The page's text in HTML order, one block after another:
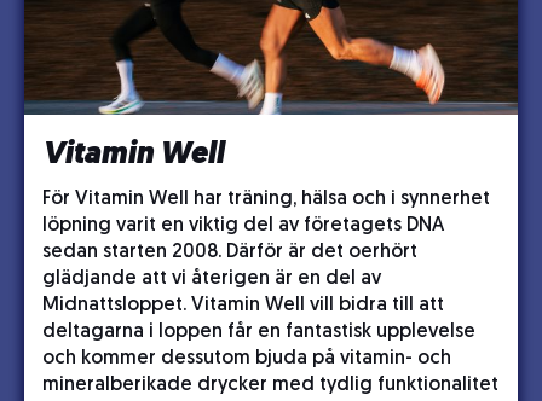
Vitamin Well
För Vitamin Well har träning, hälsa och i synnerhet
löpning varit en viktig del av företagets DNA
sedan starten 2008. Därför är det oerhört
glädjande att vi återigen är en del av
Midnattsloppet. Vitamin Well vill bidra till att
deltagarna i loppen får en fantastisk upplevelse
och kommer dessutom bjuda på vitamin- och
mineralberikade drycker med tydlig funktionalitet